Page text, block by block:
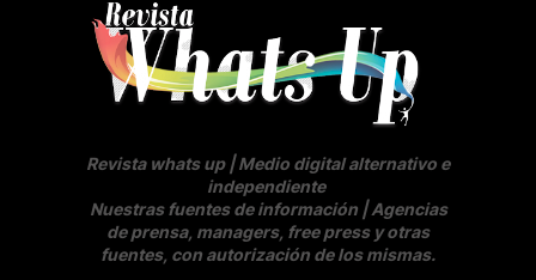
Revista whats up | Medio digital alternativo e
independiente
Nuestras fuentes de información | Agencias
de prensa, managers, free press y otras
fuentes, con autorización de los mismas.